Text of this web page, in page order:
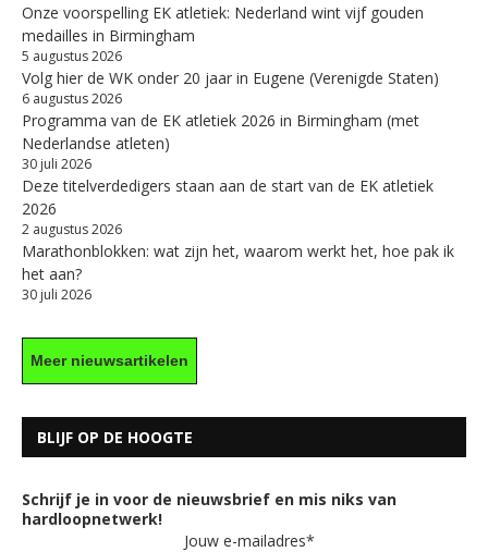
Onze voorspelling EK atletiek: Nederland wint vijf gouden
medailles in Birmingham
5 augustus 2026
Volg hier de WK onder 20 jaar in Eugene (Verenigde Staten)
6 augustus 2026
Programma van de EK atletiek 2026 in Birmingham (met
Nederlandse atleten)
30 juli 2026
Deze titelverdedigers staan aan de start van de EK atletiek
2026
2 augustus 2026
Marathonblokken: wat zijn het, waarom werkt het, hoe pak ik
het aan?
30 juli 2026
Meer nieuwsartikelen
BLIJF OP DE HOOGTE
Schrijf je in voor de nieuwsbrief en mis niks van
hardloopnetwerk!
Jouw e-mailadres*